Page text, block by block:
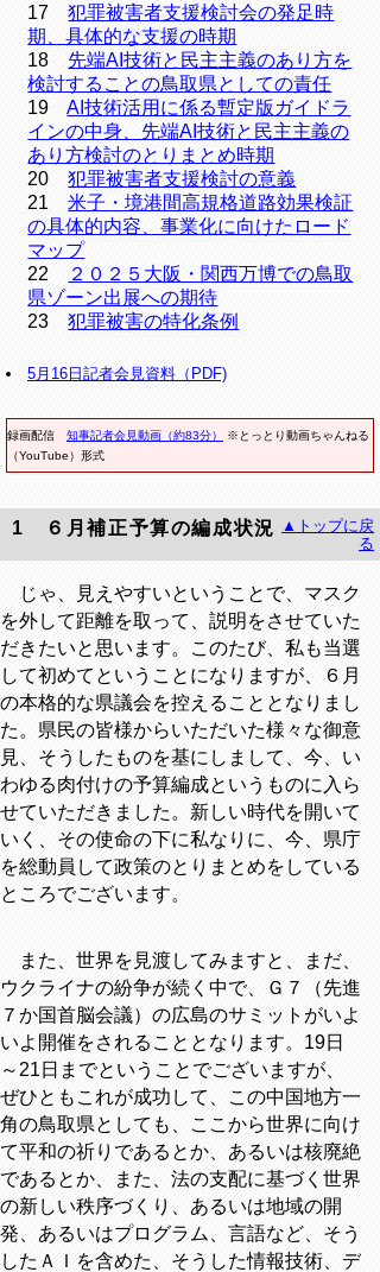
17犯罪被害者支援検討会の発足時
期、具体的な支援の時期
18 先端AI技術と民主主義のあり方を
検討することの鳥取県としての責任
19AI技術活用に係る暫定版ガイドラ
インの中身、先端AI技術と民主主義の
あり方検討のとりまとめ時期
20犯罪被害者支援検討の意義
21米子・境港間高規格道路効果検証
の具体的内容、事業化に向けたロード
マップ
22
２０２５大阪・関西万博での鳥取
県ゾーン出展への期待
23犯罪被害の特化条例
5月16日記者会見資料（PDF)
録画配信 知事記者会見動画（約83分） ※ とっとり動画ちゃんねる
（YouTube） 形式
1 ６月補正予算の編成状況
▲トップに戻
る
じゃ、見えやすいということで、マスク
を外して距離を取って、説明をさせていた
だきたいと思います。このたび、私も当選
して初めてということになりますが、６月
の本格的な県議会を控えることとなりまし
た。県民の皆様からいただいた様々な御意
見、そうしたものを基にしまして、今、い
わゆる肉付けの予算編成というものに入ら
せていただきました。新しい時代を開いて
いく、その使命の下に私なりに、今、県庁
を総動員して政策のとりまとめをしている
ところでございます。
また、世界を見渡してみますと、まだ、
ウクライナの紛争が続く中で、Ｇ７（先進
７か国首脳会議）の広島のサミットがいよ
いよ開催をされることとなります。 19日
～21 日までということでございますが、
ぜひともこれが成功して、この中国地方一
角の鳥取県としても、ここから世界に向け
て平和の祈りであるとか、あるいは核廃絶
であるとか、また、法の支配に基づく世界
の新しい秩序づくり、あるいは地域の開
発、あるいはプログラム、言語など、そう
したＡＩを含めた、そうした情報技術、デ